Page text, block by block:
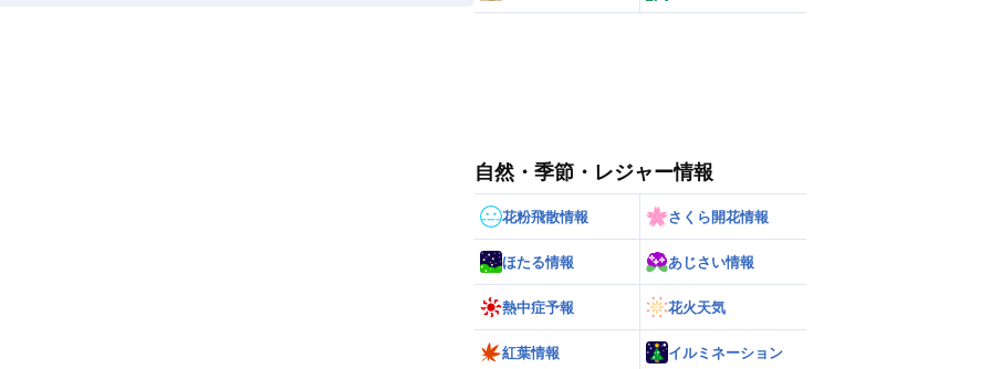
自然・季節・レジャー情報
花粉飛散情報 さくら開花情報
ほたる情報 あじさい情報
熱中症予報 花火天気
紅葉情報 イルミネーション